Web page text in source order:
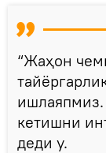
“Жаҳон
ишлаяпмиз.
кетишни
деди у.